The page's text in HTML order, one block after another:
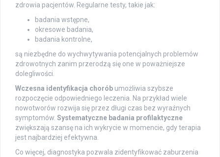
zdrowia pacjentów. Regularne testy, takie jak:
badania wstępne,
okresowe badania,
badania kontrolne,
są niezbędne do wychwytywania potencjalnych problemów
zdrowotnych zanim przerodzą się one w poważniejsze
dolegliwości.
Wczesna identyfikacja chorób umożliwia szybsze
rozpoczęcie odpowiedniego leczenia. Na przykład wiele
nowotworów rozwija się przez długi czas bez wyraźnych
symptomów. Systematyczne badania profilaktyczne
zwiększają szansę na ich wykrycie w momencie, gdy terapia
jest najbardziej efektywna.
Co więcej, diagnostyka pozwala zidentyfikować zaburzenia